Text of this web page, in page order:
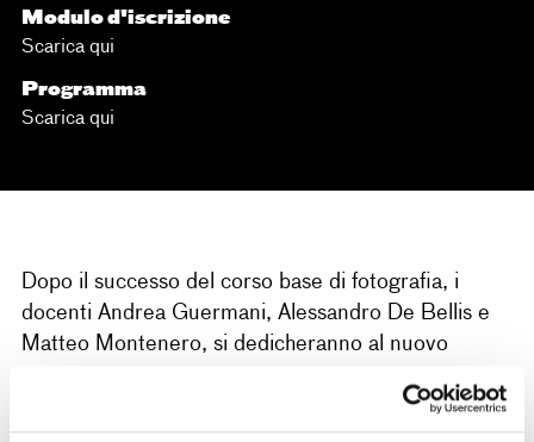
Modulo d'iscrizione
Scarica qui
Programma
Scarica qui
Dopo il successo del corso base di fotografia, i
docenti Andrea Guermani, Alessandro De Bellis e
Matteo Montenero, si dedicheranno al nuovo
Il corso, organizzato inotto lezioni, il mercoledì